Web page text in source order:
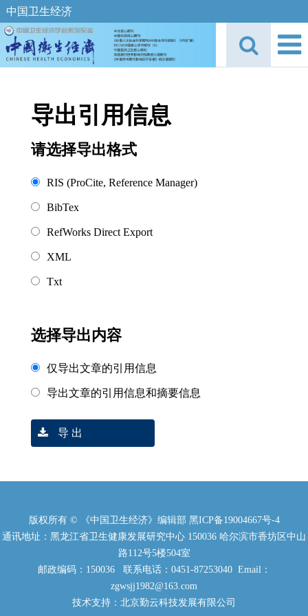
中国卫生经济
导出引用信息
请选择导出格式
RIS (ProCite, Reference Manager)
BibTex
RefWorks Direct Export
XML
Txt
选择导出内容
仅导出文章的引用信息
导出文章的引用信息和摘要信息
导 出
版权所有 © 《中国卫生经济》编辑部 黑ICP备19004667号-4
通讯地址：黑龙江省卫生健康发展研究中心 150036 哈尔滨市香坊区中山
路112号5楼504室
邮政编码：150036 联系电话：0451-87253040 Email：
zgwsjj1982@163.com
技术支持：北京勤云科技发展有限公司